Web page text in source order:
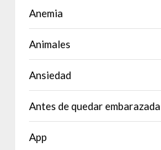
Anemia
Animales
Ansiedad
Antes de quedar embarazada
App